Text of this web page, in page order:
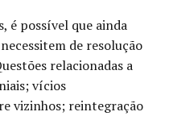
é possível que ainda
de resolução
relacionadas a
vícios
vizinhos; reintegração